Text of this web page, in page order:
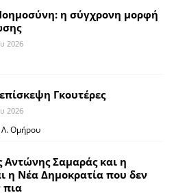
η σύγχρονη μορφή
2026
Γκουτέρες
2026
Λ. Ομήρου
Αντώνης Σαμαράς και η
η Νέα Δημοκρατία που δεν
πια